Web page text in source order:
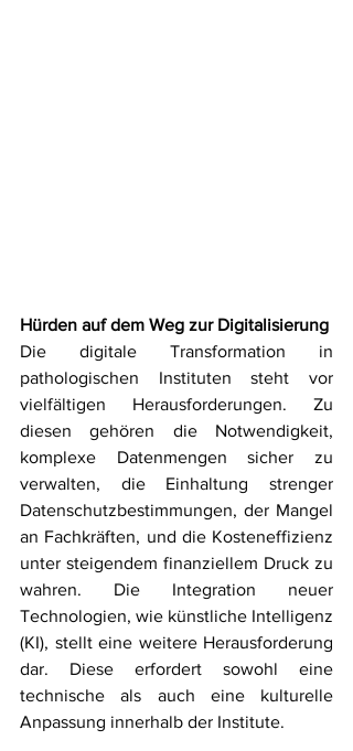
Hürden auf dem Weg zur Digitalisierung
Die digitale Transformation in
pathologischen Instituten steht vor
vielfältigen Herausforderungen. Zu
diesen gehören die Notwendigkeit,
komplexe Datenmengen sicher zu
verwalten, die Einhaltung strenger
Datenschutzbestimmungen, der Mangel
an Fachkräften, und die Kosteneffizienz
unter steigendem finanziellem Druck zu
wahren. Die Integration neuer
Technologien, wie künstliche Intelligenz
(KI), stellt eine weitere Herausforderung
dar. Diese erfordert sowohl eine
technische als auch eine kulturelle
Anpassung innerhalb der Institute.